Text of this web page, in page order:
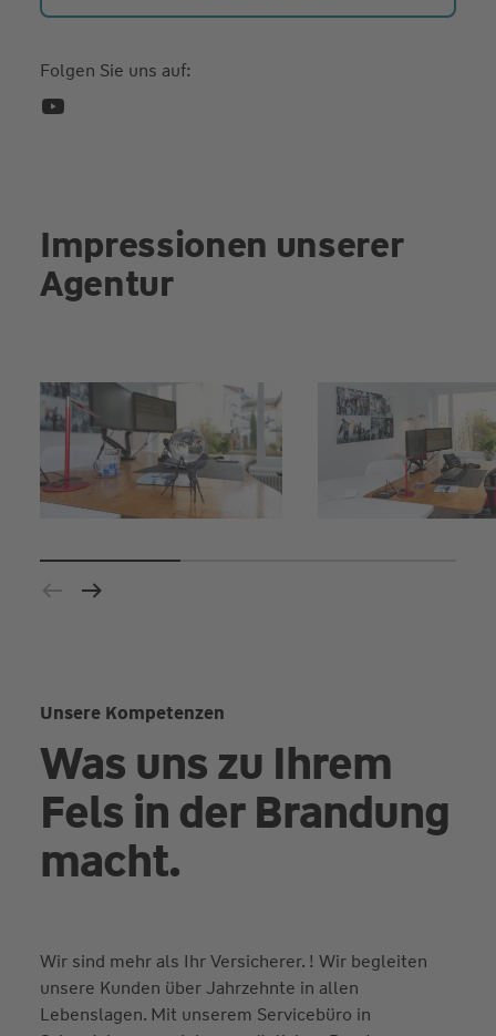
Folgen Sie uns auf:
Impressionen unserer
Agentur
Unsere Kompetenzen
Was uns zu Ihrem
Fels in der Brandung
macht.
Wir sind mehr als Ihr Versicherer. ! Wir begleiten
unsere Kunden über Jahrzehnte in allen
Lebenslagen. Mit unserem Servicebüro in